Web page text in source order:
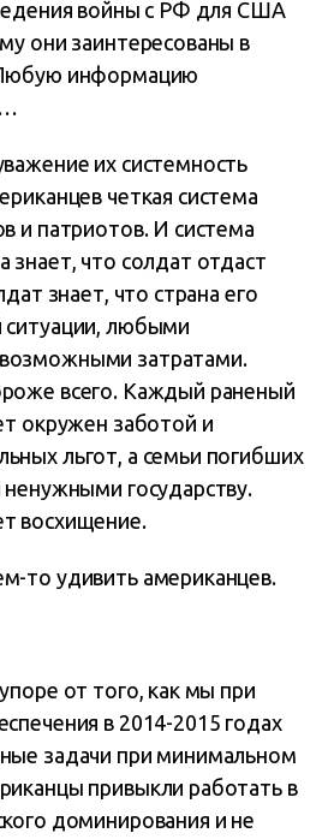
войны с РФ для США
они заинтересованы в
информацию
их системность
четкая система
и патриотов. И система
знает, что солдат отдаст
знает, что страна его
любыми
затратами.
всего. Каждый раненый
окружен заботой и
льгот, а семьи погибших
ненужными государству.
восхищение.
то удивить американцев.
от того, как мы при
в 2014-2015 годах
задачи при минимальном
привыкли работать в
доминирования и не